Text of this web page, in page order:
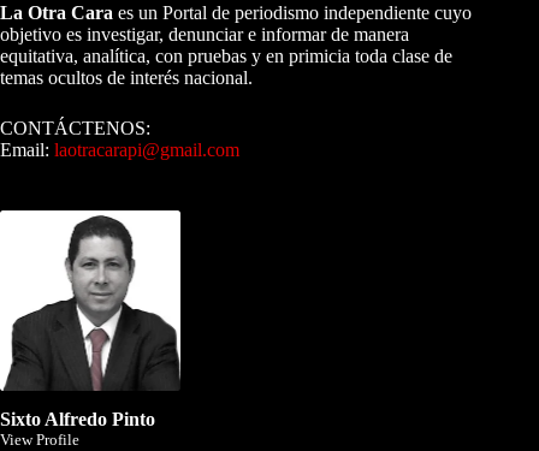
La Otra Cara es un Portal de periodismo independiente cuyo
objetivo es investigar, denunciar e informar de manera
equitativa, analítica, con pruebas y en primicia toda clase de
temas ocultos de interés nacional.
CONTÁCTENOS:
Email: laotracarapi@gmail.com
Sixto Alfredo Pinto
View Profile